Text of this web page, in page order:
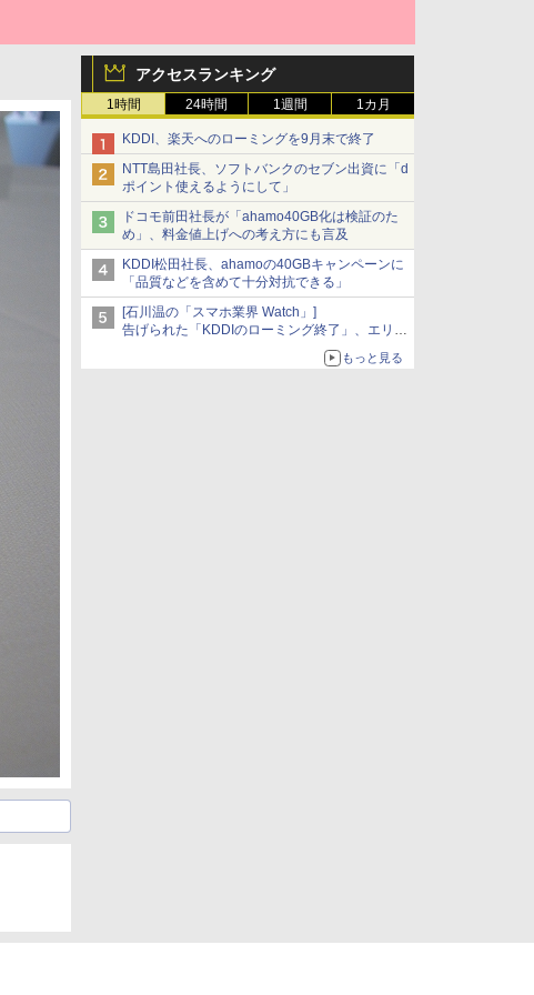
アクセスランキング
1時間 24時間 1週間 1カ月
KDDI、楽天へのローミングを9月末で終了
NTT島田社長、ソフトバンクのセブン出資に「d
ポイント使えるようにして」
ドコモ前田社長が「ahamo40GB化は検証のた
め」、料金値上げへの考え方にも言及
KDDI松田社長、ahamoの40GBキャンペーンに
「品質などを含めて十分対抗できる」
[石川温の「スマホ業界 Watch」]
告げられた「KDDIのローミング終了」、エリア
マップの落とし穴と楽天モバイルの課題
もっと見る